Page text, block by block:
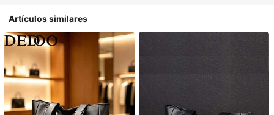
Artículos similares